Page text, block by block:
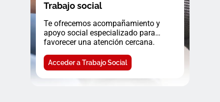
Trabajo social
Te ofrecemos acompañamiento y
apoyo social especializado para
favorecer una atención cercana.
Acceder a Trabajo Social